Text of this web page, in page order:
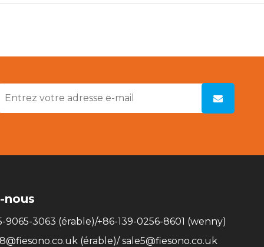
nous
9065-3063 (érable)/+86-139-0256-8601 (wenny)
(érable)/sale5@fiesono.co.uk